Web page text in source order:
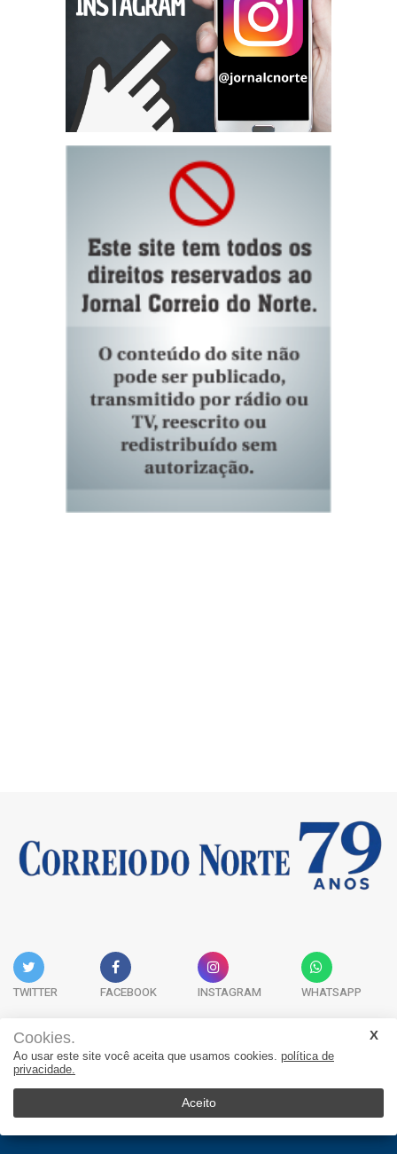
TWITTER FACEBOOK INSTAGRAM WHATSAPP
Acervo Digital Fale Conosco Quem Somos
Cookies.
Ao usar este site você aceita que usamos cookies. política de
privacidade.
Aceito